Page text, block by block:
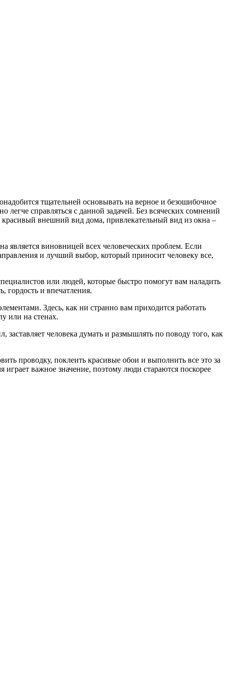
тщательней основывать на верное и безошибочное
справляться с данной задачей. Без всяческих сомнений
внешний вид дома, привлекательный вид из окна –
является виновницей всех человеческих проблем. Если
и лучший выбор, который приносит человеку все,
или людей, которые быстро помогут вам наладить
гордость и впечатления.
Здесь, как ни странно вам приходится работать
или на стенах.
человека думать и размышлять по поводу того, как
проводку, поклеить красивые обои и выполнить все это за
играет важное значение, поэтому люди стараются поскорее